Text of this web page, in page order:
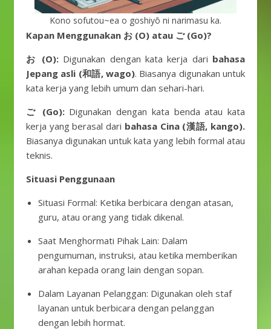
Kono sofutou~ea o goshiyō ni narimasu ka.
Kapan Menggunakan お (O) atau ご (Go)?
お (O):Digunakan dengan kata kerja dari bahasa
Jepang asli (和語, wago). Biasanya digunakan untuk
kata kerja yang lebih umum dan sehari-hari.
ご (Go):Digunakan dengan kata benda atau kata
kerja yang berasal dari bahasa Cina (漢語, kango).
Biasanya digunakan untuk kata yang lebih formal atau
teknis.
Situasi Penggunaan
Situasi Formal: Ketika berbicara dengan atasan,
guru, atau orang yang tidak dikenal.
Saat Menghormati Pihak Lain: Dalam
pengumuman, instruksi, atau ketika memberikan
arahan kepada orang lain dengan sopan.
Dalam Layanan Pelanggan: Digunakan oleh staf
layanan untuk berbicara dengan pelanggan
dengan lebih hormat.